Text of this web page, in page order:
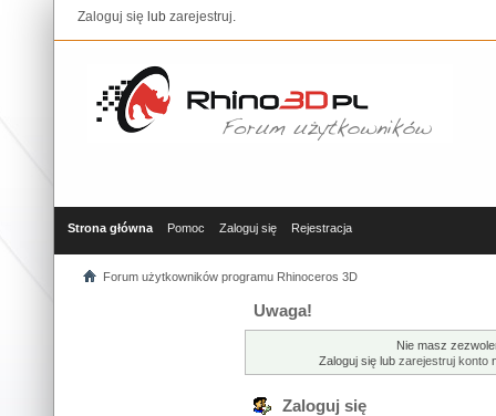
Zaloguj się lub zarejestruj.
Strona główna Pomoc Zaloguj się Rejestracja
Forum użytkowników programu Rhinoceros 3D
Uwaga!
Nie masz
Zaloguj się lub zarejestruj konto
Zaloguj się